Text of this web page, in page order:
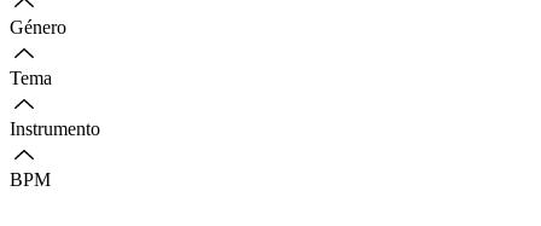
Género
Tema
Instrumento
BPM